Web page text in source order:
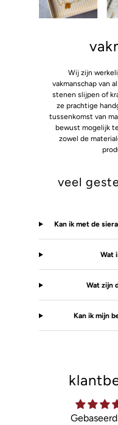
Wij zijn
vakmanschap van
stenen slijpen of
ze prachtige
tussenkomst van
bewust mogelijk
zowel de
veel
Kan ik met de
Wat
Wat zijn
Kan ik mijn